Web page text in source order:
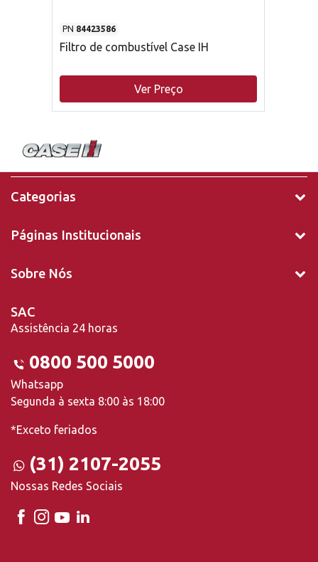
PN 84423586
Filtro de combustível Case IH
Ver Preço
Categorias
Páginas Institucionais
Sobre Nós
SAC
Assistência 24 horas
0800 500 5000
Whatsapp
Segunda à sexta 8:00 às 18:00
*Exceto feriados
(31) 2107-2055
Nossas Redes Sociais